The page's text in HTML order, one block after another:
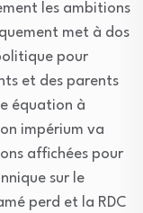
les ambitions
met à dos
pour
et des parents
équation à
impérium va
affichées pour
sur le
perd et la RDC